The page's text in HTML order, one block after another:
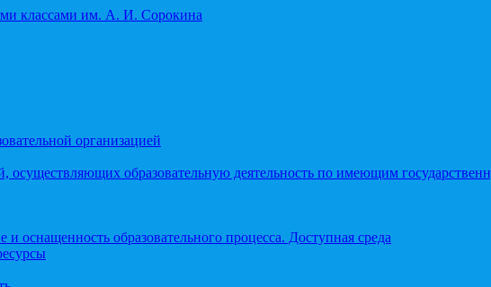
организацией
осуществляющих образовательную деятельность по имеющим
и оснащенность образовательного процесса. Доступная среда